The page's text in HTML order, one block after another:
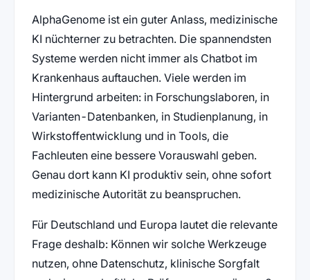
AlphaGenome ist ein guter Anlass, medizinische
KI nüchterner zu betrachten. Die spannendsten
Systeme werden nicht immer als Chatbot im
Krankenhaus auftauchen. Viele werden im
Hintergrund arbeiten: in Forschungslaboren, in
Varianten-Datenbanken, in Studienplanung, in
Wirkstoffentwicklung und in Tools, die
Fachleuten eine bessere Vorauswahl geben.
Genau dort kann KI produktiv sein, ohne sofort
medizinische Autorität zu beanspruchen.
Für Deutschland und Europa lautet die relevante
Frage deshalb: Können wir solche Werkzeuge
nutzen, ohne Datenschutz, klinische Sorgfalt